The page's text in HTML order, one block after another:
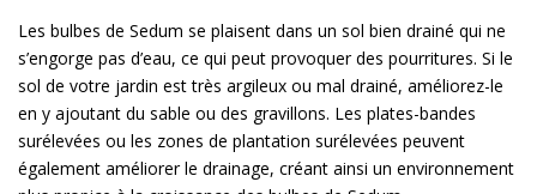
Les bulbes de Sedum se plaisent dans un sol bien drainé qui ne
s’engorge pas d’eau, ce qui peut provoquer des pourritures. Si le
sol de votre jardin est très argileux ou mal drainé, améliorez-le
en y ajoutant du sable ou des gravillons. Les plates-bandes
surélevées ou les zones de plantation surélevées peuvent
également améliorer le drainage, créant ainsi un environnement